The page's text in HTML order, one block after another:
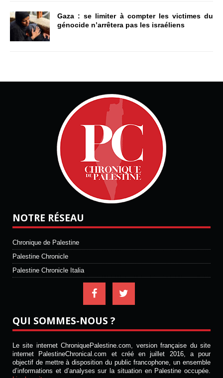
Gaza : se limiter à compter les victimes du
génocide n’arrêtera pas les israéliens
NOTRE RÉSEAU
Chronique de Palestine
Palestine Chronicle
Palestine Chronicle Italia
QUI SOMMES-NOUS ?
Le site internet ChroniquePalestine.com, version française du site
internet PalestineChronical.com et créé en juillet 2016, a pour
objectif de mettre à disposition du public francophone, un ensemble
d’informations et d’analyses sur la situation en Palestine occupée.